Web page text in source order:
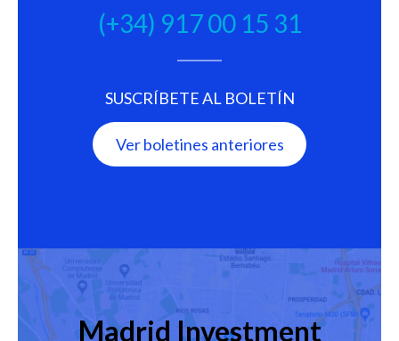
(+34) 917 00 15 31
SUSCRÍBETE AL BOLETÍN
Ver boletines anteriores
Madrid Investment